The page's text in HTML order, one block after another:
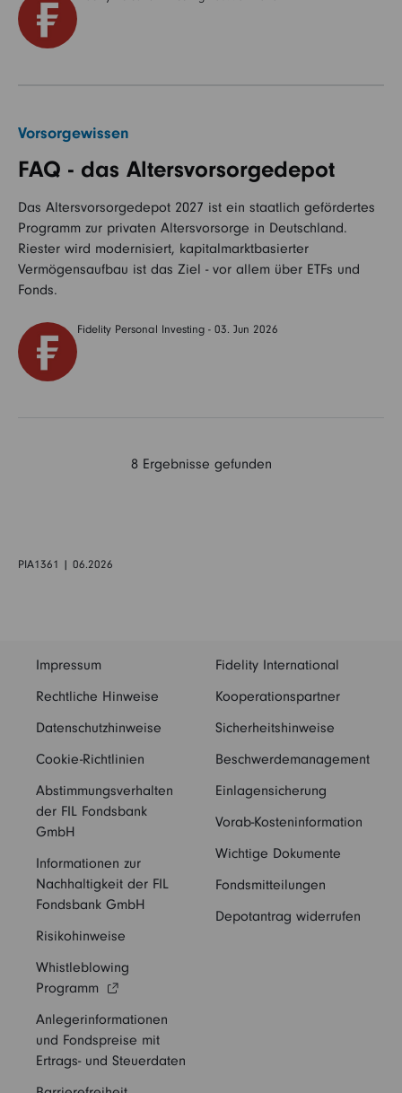
Vorsorgewissen
FAQ - das Altersvorsorgedepot
Das Altersvorsorgedepot 2027 ist ein staatlich gefördertes
Programm zur privaten Altersvorsorge in Deutschland.
Riester wird modernisiert, kapitalmarktbasierter
Vermögensaufbau ist das Ziel - vor allem über ETFs und
Fonds.
Fidelity Personal Investing - 03. Jun 2026
8Ergebnisse gefunden
PIA1361 | 06.2026
Impressum
Rechtliche Hinweise
Datenschutzhinweise
Cookie-Richtlinien
Abstimmungsverhalten
der FIL Fondsbank
GmbH
Informationen zur
Nachhaltigkeit der FIL
Fondsbank GmbH
Risikohinweise
Whistleblowing
Programm
Anlegerinformationen
und Fondspreise mit
Ertrags- und Steuerdaten
Fidelity International
Kooperationspartner
Sicherheitshinweise
Beschwerdemanagement
Einlagensicherung
Vorab-Kosteninformation
Wichtige Dokumente
Fondsmitteilungen
Depotantrag widerrufen